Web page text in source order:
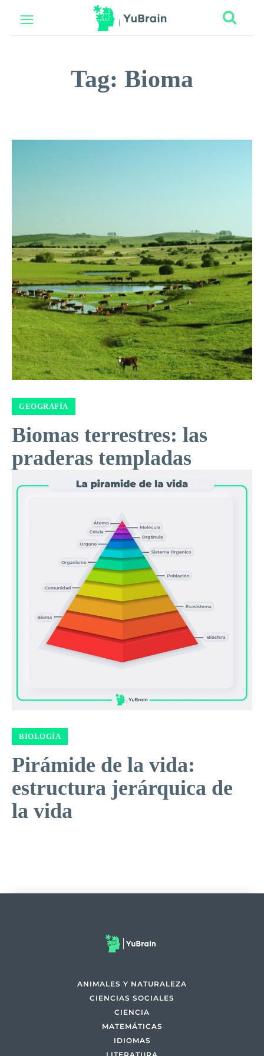
Tag: Bioma
GEOGRAFÍA
Biomas terrestres: las
praderas templadas
BIOLOGÍA
Pirámide de la vida:
estructura jerárquica de
la vida
ANIMALES Y NATURALEZA
CIENCIAS SOCIALES
CIENCIA
MATEMÁTICAS
IDIOMAS